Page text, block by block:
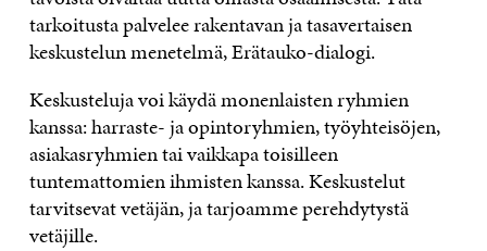
tarkoitusta palvelee rakentavan ja tasavertaisen
keskustelun menetelmä, Erätauko-dialogi.
Keskusteluja voi käydä monenlaisten ryhmien
kanssa: harraste- ja opintoryhmien, työyhteisöjen,
asiakasryhmien tai vaikkapa toisilleen
tuntemattomien ihmisten kanssa. Keskustelut
tarvitsevat vetäjän, ja tarjoamme perehdytystä
vetäjille.